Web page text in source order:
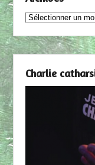
Archives
Charlie